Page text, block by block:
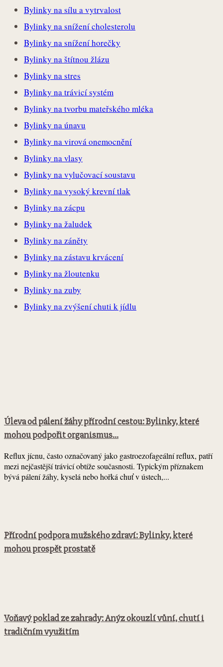
Bylinky na sílu a vytrvalost
Bylinky na snížení cholesterolu
Bylinky na snížení horečky
Bylinky na štítnou žlázu
Bylinky na stres
Bylinky na trávicí systém
Bylinky na tvorbu mateřského mléka
Bylinky na únavu
Bylinky na virová onemocnění
Bylinky na vlasy
Bylinky na vylučovací soustavu
Bylinky na vysoký krevní tlak
Bylinky na zácpu
Bylinky na žaludek
Bylinky na záněty
Bylinky na zástavu krvácení
Bylinky na žloutenku
Bylinky na zuby
Bylinky na zvýšení chuti k jídlu
Úleva od pálení žáhy přírodní cestou: Bylinky, které
mohou podpořit organismus...
Reflux jícnu, často označovaný jako gastroezofageální reflux, patří
mezi nejčastější trávicí obtíže současnosti. Typickým příznakem
bývá pálení žáhy, kyselá nebo hořká chuť v ústech,...
Přírodní podpora mužského zdraví: Bylinky, které
mohou prospět prostatě
Voňavý poklad ze zahrady: Anýz okouzlí vůní, chutí i
tradičním využitím